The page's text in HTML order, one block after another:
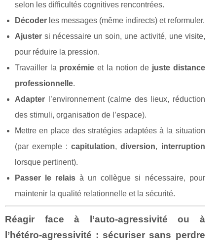
selon les difficultés cognitives rencontrées.
Décoder les messages (même indirects) et reformuler.
Ajuster si nécessaire un soin, une activité, une visite,
pour réduire la pression.
Travailler la proxémie et la notion de juste distance
professionnelle.
Adapter l’environnement (calme des lieux, réduction
des stimuli, organisation de l’espace).
Mettre en place des stratégies adaptées à la situation
(par exemple :capitulation,diversion, interruption
lorsque pertinent).
Passer le relais à un collègue si nécessaire, pour
maintenir la qualité relationnelle et la sécurité.
Réagir face à l’auto-agressivité ou à
l’hétéro-agressivité : sécuriser sans perdre